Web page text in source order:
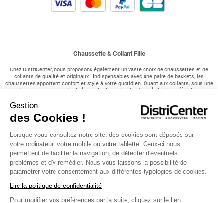
Gestion
des Cookies !
Lorsque vous consultez notre site, des cookies sont déposés sur
votre ordinateur, votre mobile ou votre tablette. Ceux-ci nous
permettent de faciliter la navigation, de détecter d'éventuels
problèmes et d'y remédier. Nous vous laissons la possibilité de
paramétrer votre consentement aux différentes typologies de cookies.
Lire la politique de confidentialité
Pour modifier vos préférences par la suite, cliquez sur le lien
Chaussette & Collant Fille
Chez DistriCenter, nous proposons également un vaste choix de chaussettes et de
collants de qualité et originaux ! Indispensables avec une paire de baskets, les
chaussettes apportent confort et style à votre quotidien. Quant aux collants, sous une
robe, une jupe ou un short, ils ajoutent une touche de style tout en offrant une
Nos chaussettes basiques et originales :
quotidien de votre adolescente. Si elle est adepte des baskets, faites le plein à petit
prix de chaussettes. L'avantage chez DistriCenter, c'est que nous proposons
également des lots de 3, 5, 7, voire même 10 paires, pour vous faire profiter sans vous
ruiner ! Socquettes, normales, invisibles, nous avons des couleurs uniques pour
chaque goût. Mention spéciale pour nos chaussettes originales telles que Madame,
les chaussettes rennes pour Noël, à motifs trop mignons comme des chats, des
pandas, des licornes, en 3D avec des oreilles de panda ou encore des emojis !